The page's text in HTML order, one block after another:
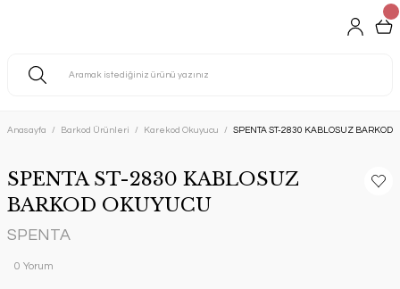
Anasayfa Barkod Ürünleri Karekod Okuyucu SPENTA ST-2830 KABLOSUZ BARKOD
SPENTA ST-2830 KABLOSUZ
BARKOD OKUYUCU
SPENTA
0 Yorum